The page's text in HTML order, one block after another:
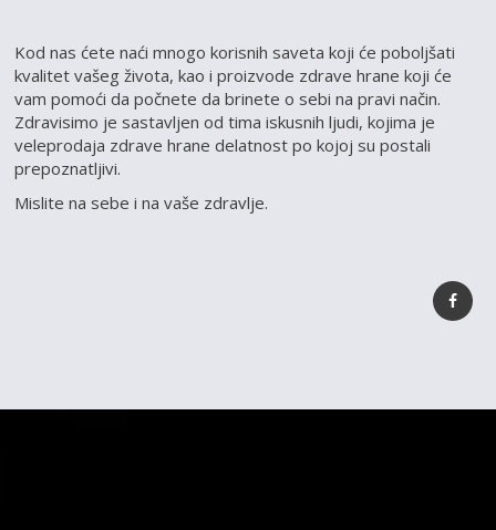
Kod nas ćete naći mnogo korisnih saveta koji će poboljšati
kvalitet vašeg života, kao i proizvode zdrave hrane koji će
vam pomoći da počnete da brinete o sebi na pravi način.
Zdravisimo je sastavljen od tima iskusnih ljudi, kojima je
veleprodaja zdrave hrane delatnost po kojoj su postali
prepoznatljivi.
Mislite na sebe i na vaše zdravlje.